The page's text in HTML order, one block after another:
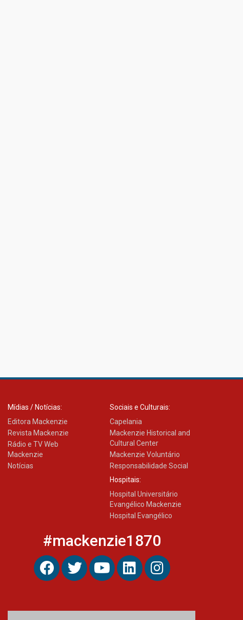
Mídias / Notícias:
Editora Mackenzie
Revista Mackenzie
Rádio e TV Web
Mackenzie
Notícias
Sociais e Culturais:
Capelania
Mackenzie Historical and
Cultural Center
Mackenzie Voluntário
Responsabilidade Social
Hospitais:
Hospital Universitário
Evangélico Mackenzie
Hospital Evangélico
#mackenzie1870